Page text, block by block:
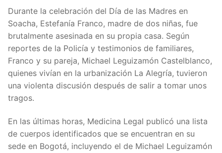
Durante la celebración del Día de las Madres en
Soacha, Estefanía Franco, madre de dos niñas, fue
brutalmente asesinada en su propia casa. Según
reportes de la Policía y testimonios de familiares,
Franco y su pareja, Michael Leguizamón Castelblanco,
quienes vivían en la urbanización La Alegría, tuvieron
una violenta discusión después de salir a tomar unos
tragos.
En las últimas horas, Medicina Legal publicó una lista
de cuerpos identificados que se encuentran en su
sede en Bogotá, incluyendo el de Michael Leguizamón